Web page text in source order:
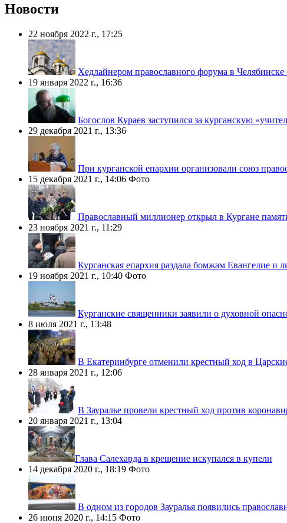
Новости
22 ноября 2022 г., 17:25
Хедлайнером православного форума в
19 января 2022 г., 16:36
Богослов Кураев заступился за курганскую
29 декабря 2021 г., 13:36
При курганской епархии организовали союз
15 декабря 2021 г., 14:06 Фото
Православный миллионер открыл в Кургане
23 ноября 2021 г., 11:29
Курганская епархия раздала бомжам Евангелие и
19 ноября 2021 г., 10:40 Фото
Курганские священники заявили о духовной
8 июля 2021 г., 13:48
В Екатеринбурге отменили крестный ход в
28 января 2021 г., 12:06
В Зауралье провели крестный ход против
20 января 2021 г., 13:04
​Глава Салехарда в крещение искупался в купели
14 декабря 2020 г., 18:19 Фото
В одном из городов Зауралья появились
26 июня 2020 г., 14:15 Фото